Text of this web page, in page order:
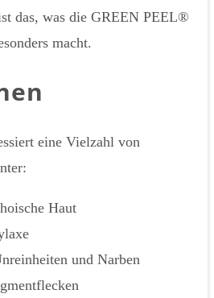
das, was die GREEN PEEL®
macht.
eine Vielzahl von
Haut
und Narben